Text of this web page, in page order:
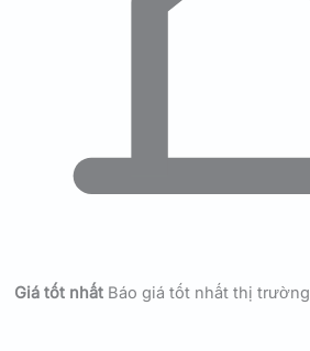
Giá tốt nhất Báo giá tốt nhất thị trường